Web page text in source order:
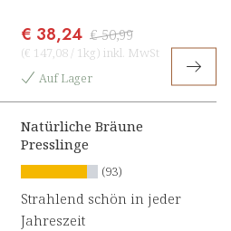
€ 38,24 € 50,99
(€ 147,08 / 1kg) inkl. MwSt
Auf Lager
Natürliche Bräune
Presslinge
(93)
Strahlend schön in jeder
Jahreszeit